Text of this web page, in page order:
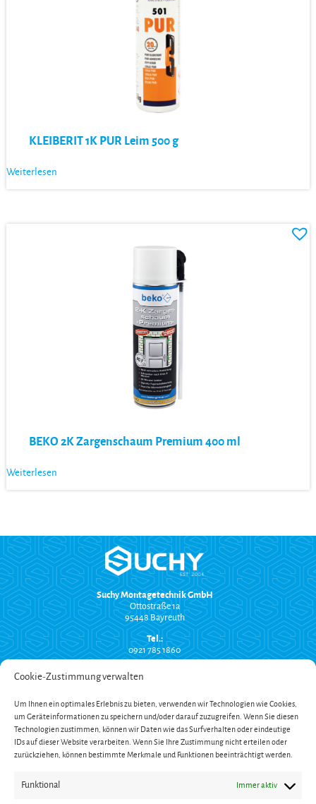
Cookie-Zustimmung verwalten
Um Ihnen ein optimales Erlebnis zu bieten, verwenden wir Technologien wie Cookies,
um Geräteinformationen zu speichern und/oder darauf zuzugreifen. Wenn Sie diesen
Technologien zustimmen, können wir Daten wie das Surfverhalten oder eindeutige
IDs auf dieser Website verarbeiten. Wenn Sie Ihre Zustimmung nicht erteilen oder
zurückziehen, können bestimmte Merkmale und Funktionen beeinträchtigt werden.
Funktional Immer aktiv
KLEIBERIT 1K PUR Leim 500 g
Weiterlesen
BEKO 2K Zargenschaum Premium 400 ml
Weiterlesen
Suchy Montagetechnik GmbH
Ottostraße 1a
95448 Bayreuth
Tel.:
0921 785 1860
info@suchy-montagetechnik.de
Versand und Zahlung
AGB
Widerrufsbelehrung
Impressum
Datenschutzerklärung